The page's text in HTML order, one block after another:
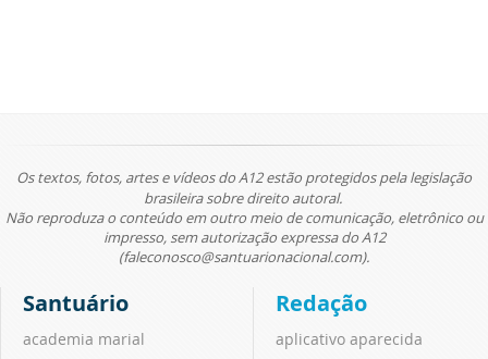
Os textos, fotos, artes e vídeos do A12 estão protegidos pela legislação
brasileira sobre direito autoral.
Não reproduza o conteúdo em outro meio de comunicação, eletrônico ou
impresso, sem autorização expressa do A12
(faleconosco@santuarionacional.com).
Santuário
academia marial
Redação
aplicativo aparecida